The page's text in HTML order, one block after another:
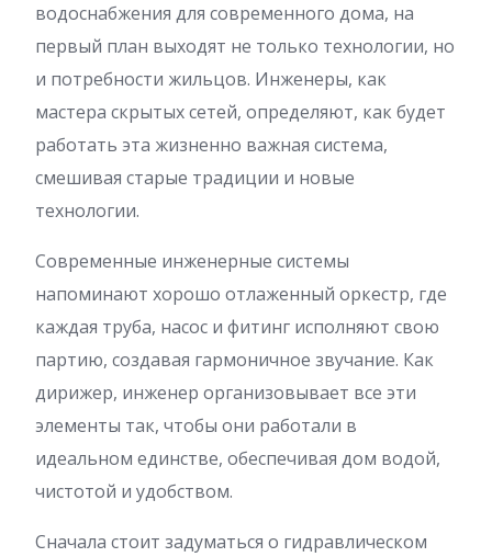
водоснабжения для современного дома, на
первый план выходят не только технологии, но
и потребности жильцов. Инженеры, как
мастера скрытых сетей, определяют, как будет
работать эта жизненно важная система,
смешивая старые традиции и новые
технологии.
Современные инженерные системы
напоминают хорошо отлаженный оркестр, где
каждая труба, насос и фитинг исполняют свою
партию, создавая гармоничное звучание. Как
дирижер, инженер организовывает все эти
элементы так, чтобы они работали в
идеальном единстве, обеспечивая дом водой,
чистотой и удобством.
Сначала стоит задуматься о гидравлическом